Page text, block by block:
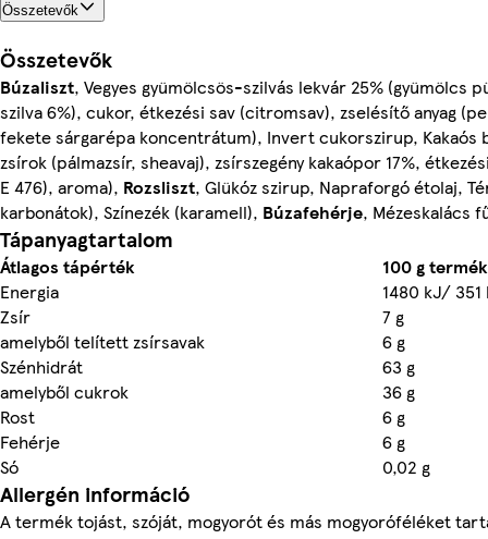
Összetevők
Összetevők
Búzaliszt, Vegyes gyümölcsös-szilvás lekvár 25% (gyümölcs
szilva 6%), cukor, étkezési sav (citromsav), zselésítő anyag
fekete sárgarépa koncentrátum), Invert cukorszirup, Kakaós
zsírok (pálmazsír, sheavaj), zsírszegény kakaópor 17%,
E 476), aroma), Rozsliszt, Glükóz szirup, Napraforgó étolaj,
karbonátok), Színezék (karamell), Búzafehérje, Mézeskalács
Tápanyagtartalom
Átlagos tápérték
100 g
Energia
1480 kJ/ 351
Zsír
7 g
amelyből telített zsírsavak
6 g
Szénhidrát
63 g
amelyből cukrok
36 g
Rost
6 g
Fehérje
6 g
Só
0,02 g
Allergén információ
A termék tojást, szóját, mogyorót és más mogyoróféléket